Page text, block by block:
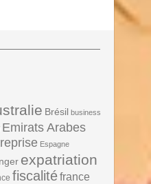
Brésil business
Emirats Arabes
Espagne
expatriation
fiscalitéfrance